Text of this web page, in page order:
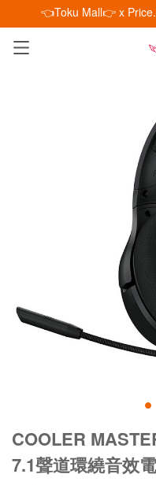
👈Toku Mall👉 x
已加入購物車
COOLER
7.1聲道環繞音效